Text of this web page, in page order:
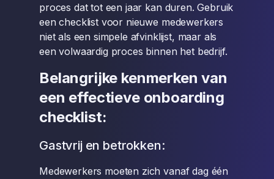
proces dat tot een jaar kan duren. Gebruik
een checklist voor nieuwe medewerkers
niet als een simpele afvinklijst, maar als
een volwaardig proces binnen het bedrijf.
Belangrijke kenmerken van
een effectieve onboarding
checklist:
Gastvrij en betrokken:
Medewerkers moeten zich vanaf dag één